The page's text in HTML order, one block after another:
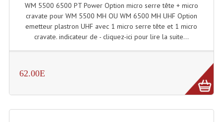
Lecteurs Double Cd Mixage Intégrée
Lecteurs Double Cd MP3
Enregistreur Numérique
WM 5500 6500 PT Power Option micro serre tête + micro
cravate pour WM 5500 MH OU WM 6500 MH UHF Option
emetteur plastron UHF avec 1 micro serre tête et 1 micro
cravate. indicateur de - cliquez-ici pour lire la suite...
62.00E